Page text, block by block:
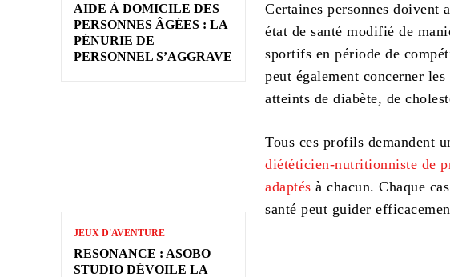
AIDE À DOMICILE DES
PERSONNES ÂGÉES : LA
PÉNURIE DE
PERSONNEL S’AGGRAVE
JEUX D'AVENTURE
RESONANCE : ASOBO
STUDIO DÉVOILE LA
Certaines personnes doivent
état de santé modifié de
sportifs en période de
peut également concerner
atteints de diabète, de
Tous ces profils demandent
diététicien-nutritionniste de
adaptés à chacun. Chaque
santé peut guider